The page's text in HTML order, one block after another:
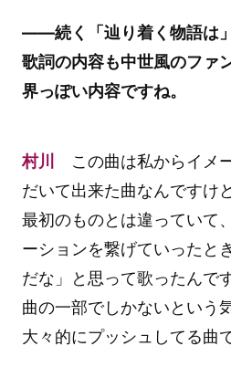
――続く「辿り着く物語は」
歌詞の内容も中世風のファ
界っぽい内容ですね。
村川
この曲は私からイメ
だいて出来た曲なんですけ
最初のものとは違っていて
ーションを繋げていったと
だな」と思って歌ったんで
曲の一部でしかないという
大々的にプッシュしてる曲